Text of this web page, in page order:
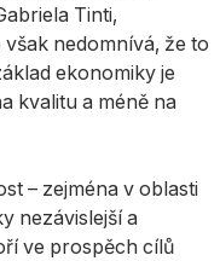
Tinti,
nedomnívá, že to
ekonomiky je
kvalitu a méně na
– zejména v oblasti
nezávislejší a
ve prospěch cílů